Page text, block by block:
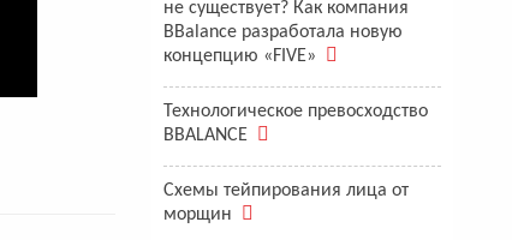
не существует? Как компания
BBalance разработала новую
концепцию «FIVE»
Технологическое превосходство
BBALANCE
Схемы тейпирования лица от
морщин